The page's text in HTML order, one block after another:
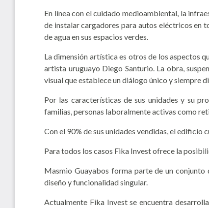
En línea con el cuidado medioambiental, la
de instalar cargadores para autos eléctricos en
de agua en sus espacios verdes.
La dimensión artística es otros de los aspectos
artista uruguayo Diego Santurio. La obra,
visual que establece un diálogo único y siempre
Por las características de sus unidades y su
familias, personas laboralmente activas como
Con el 90% de sus unidades vendidas, el
Para todos los casos Fika Invest ofrece la
Masmio Guayabos forma parte de un conjunto
diseño y funcionalidad singular.
Actualmente Fika Invest se encuentra